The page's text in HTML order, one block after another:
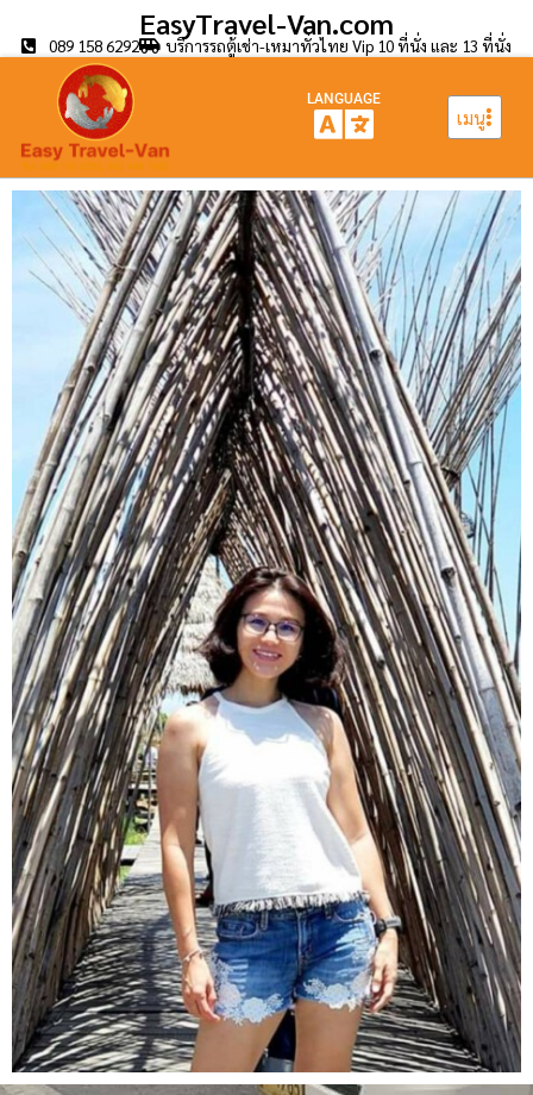
EasyTravel-Van.com
089 158 6292 บริการรถตู้เช่า-เหมาทั่วไทย Vip 10 ที่นั่ง และ 13 ที่นั่ง
เมนู
LANGUAGE